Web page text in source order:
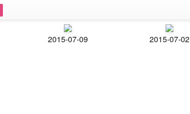
2015-07-09 2015-07-02